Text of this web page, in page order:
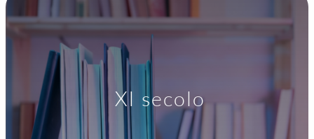
XI secolo